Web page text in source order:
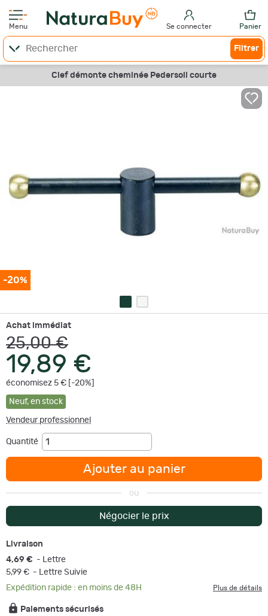
Menu Se connecter Panier
Filtrer
Clef démonte cheminée Pedersoli courte
-20%
Achat immédiat
25,00 €
19,89 €
économisez 5 € [-20%]
Neuf, en stock
Vendeur professionnel
Quantité
Ajouter au panier
ou
Négocier le prix
Livraison
4,69 € - Lettre
5,99 € - Lettre Suivie
Expédition rapide : en moins de 48H
Plus de détails
Paiements sécurisés